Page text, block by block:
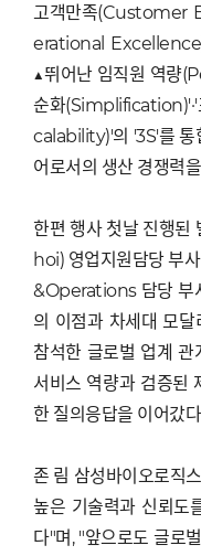
고객만족(Customer
erational
▲뛰어난 임직원 역량
순화
calability)'의 '3S'를 통
어로서의 생산 경쟁력
한편 행사 첫날 진행된
hoi) 영업지원담당 부
&Operations 담당 부
의 이점과 차세대 모달
참석한 글로벌 업계 관
서비스 역량과 검증된
한 질의응답을 이어갔
존 림 삼성바이오로직
높은 기술력과 신뢰도
다"며, "앞으로도 글로